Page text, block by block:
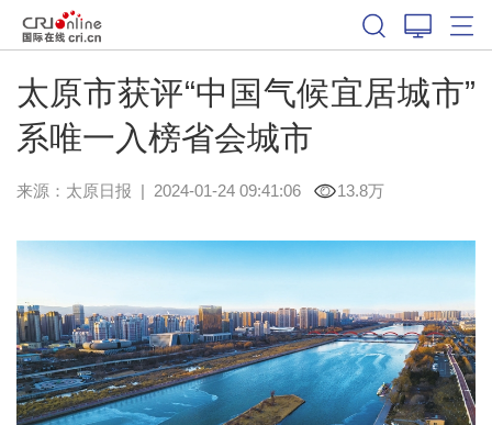
太原市获评“中国气候宜居城市”
系唯一入榜省会城市
来源： 太原日报 | 2024-01-24 09:41:06 13.8万